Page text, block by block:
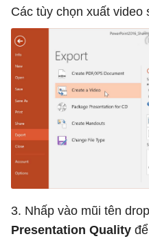
Các tùy chọn xuất video
3. Nhấp vào mũi tên
Presentation Quality